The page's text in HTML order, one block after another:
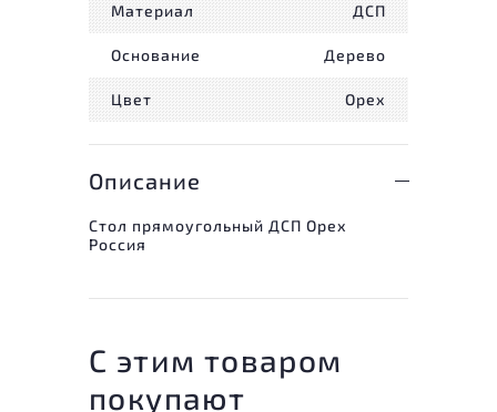
Материал ДСП
Основание Дерево
Цвет Орех
Описание
Стол прямоугольный ДСП Орех
Россия
С этим товаром
покупают